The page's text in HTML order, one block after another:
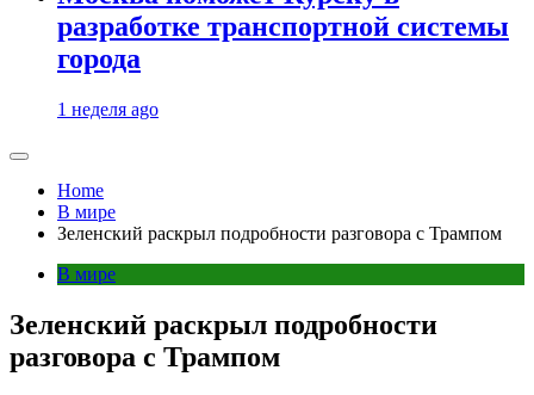
разработке транспортной системы
города
1 неделя ago
Home
В мире
Зеленский раскрыл подробности разговора с Трампом
В мире
Зеленский раскрыл подробности
разговора с Трампом